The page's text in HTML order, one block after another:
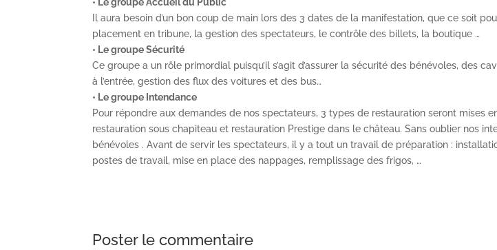
Il aura besoin d’un bon coup de main lors des 3 dates de la manifestation, que ce soit
placement en tribune, la gestion des spectateurs, le contrôle des billets, la boutique …
• Le groupe Sécurité
Ce groupe a un rôle primordial puisqu’il s’agit d’assurer la sécurité des bénévoles, des
à l’entrée, gestion des flux des voitures et des bus…
• Le groupe Intendance
Pour répondre aux demandes de nos spectateurs, 3 types de restauration seront mises
restauration sous chapiteau et restauration Prestige dans le château. Sans oublier nos
bénévoles . Avant de servir les spectateurs, il y a tout un travail de préparation :
postes de travail, mise en place des nappages, remplissage des frigos, …
Poster le commentaire